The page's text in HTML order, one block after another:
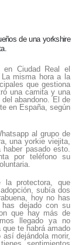
de una yorkshire
Ciudad Real el
misma hora a la
que gestiona
una camita y una
abandono. El de
en España, según
al grupo de
una yorkie viejita,
pasado esto.
por teléfono su
la protectora, que
subía dos
hoy no has
has dejado con su
que hay más de
llegado ya no
te habrá amado
dejándola morir,